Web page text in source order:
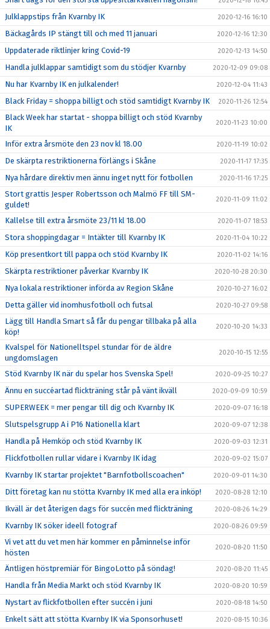
Julklappstips från Kvarnby IK 2020-12-16 16:10
Bäckagårds IP stängt till och med 11 januari 2020-12-16 12:30
Uppdaterade riktlinjer kring Covid-19 2020-12-13 14:50
Handla julklappar samtidigt som du stödjer Kvarnby 2020-12-09 09:08
Nu har Kvarnby IK en julkalender! 2020-12-04 11:43
Black Friday = shoppa billigt och stöd samtidigt Kvarnby IK 2020-11-26 12:54
Black Week har startat - shoppa billigt och stöd Kvarnby
IK
2020-11-23 10:00
Inför extra årsmöte den 23 nov kl 18.00 2020-11-19 10:02
De skärpta restriktionerna förlängs i Skåne 2020-11-17 17:35
Nya hårdare direktiv men ännu inget nytt för fotbollen 2020-11-16 17:25
Stort grattis Jesper Robertsson och Malmö FF till SM-
guldet!
2020-11-09 11:02
Kallelse till extra årsmöte 23/11 kl 18.00 2020-11-07 18:53
Stora shoppingdagar = Intäkter till Kvarnby IK 2020-11-04 10:22
Köp presentkort till pappa och stöd Kvarnby IK 2020-11-02 14:16
Skärpta restriktioner påverkar Kvarnby IK 2020-10-28 20:30
Nya lokala restriktioner införda av Region Skåne 2020-10-27 16:02
Detta gäller vid inomhusfotboll och futsal 2020-10-27 09:58
Lägg till Handla Smart så får du pengar tillbaka på alla
köp!
2020-10-20 14:33
Kvalspel för Nationelltspel stundar för de äldre
ungdomslagen
2020-10-15 12:55
Stöd Kvarnby IK när du spelar hos Svenska Spel! 2020-09-25 10:27
Ännu en succéartad flickträning står på vänt ikväll 2020-09-09 10:59
SUPERWEEK = mer pengar till dig och Kvarnby IK 2020-09-07 16:18
Slutspelsgrupp A i P16 Nationella klart 2020-09-07 12:38
Handla på Hemköp och stöd Kvarnby IK 2020-09-03 12:31
Flickfotbollen rullar vidare i Kvarnby IK idag 2020-09-02 15:07
Kvarnby IK startar projektet "Barnfotbollscoachen" 2020-09-01 14:30
Ditt företag kan nu stötta Kvarnby IK med alla era inköp! 2020-08-28 12:10
Ikväll är det återigen dags för succén med flickträning 2020-08-26 14:29
Kvarnby IK söker ideell fotograf 2020-08-26 09:59
Vi vet att du vet men här kommer en påminnelse inför
hösten
2020-08-20 11:50
Äntligen höstpremiär för BingoLotto på söndag! 2020-08-20 11:45
Handla från Media Markt och stöd Kvarnby IK 2020-08-20 10:59
Nystart av flickfotbollen efter succén i juni 2020-08-18 14:50
Enkelt sätt att stötta Kvarnby IK via Sponsorhuset! 2020-08-15 10:36